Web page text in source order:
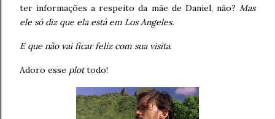
ter informações a respeito da mãe de Daniel, não? Mas
ele só diz que ela está em Los Angeles.
E que não vai ficar feliz com sua visita.
Adoro esse plottodo!